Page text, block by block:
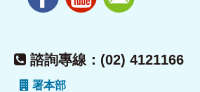
諮詢專線：(02) 4121166
署本部